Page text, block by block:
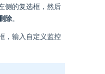
侧的复选框，然后
除。
，输入自定义监控